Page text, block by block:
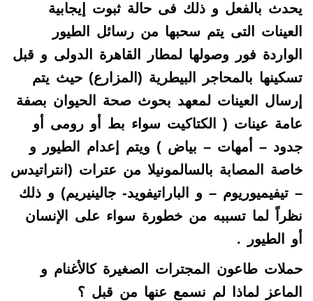
يحدث بالفعل و ذلك فى حالة ثبوت إيجابية
العينات التى يتم سحبها من رسائل الطيور
الواردة فور وصولها لمطار القاهرة الدولى و قبل
تسكينها بالمحاجر البيطرية (المزارع) حيث يتم
إرسال العينات لمعهد بحوث صحة الحيوان بصفة
عامة عينات ( الكتاكيت سواء بط أو رومى أو
جدود – أمهات – بياض ) ويتم إعدام الطيور و
خاصة المصابة بالسالمونيلا من عترات (انتراتيدس
– تيفيميوريوم – و الباراتيفويد- جالينيريم) و ذلك
نظراً لما تسببه من خطورة سواء على الإنسان
أو الطيور .
حملات طاعون المجترات الصغيرة كالأغنام و
الماعز لماذا لم نسمع عنها من قبل ؟